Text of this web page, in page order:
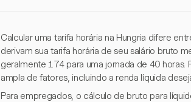
Calcular uma tarifa horária na Hungria difere
derivam sua tarifa horária de seu salário bruto
geralmente 174 para uma jornada de 40
ampla de fatores, incluindo a renda líquida
Para empregados, o cálculo de bruto para